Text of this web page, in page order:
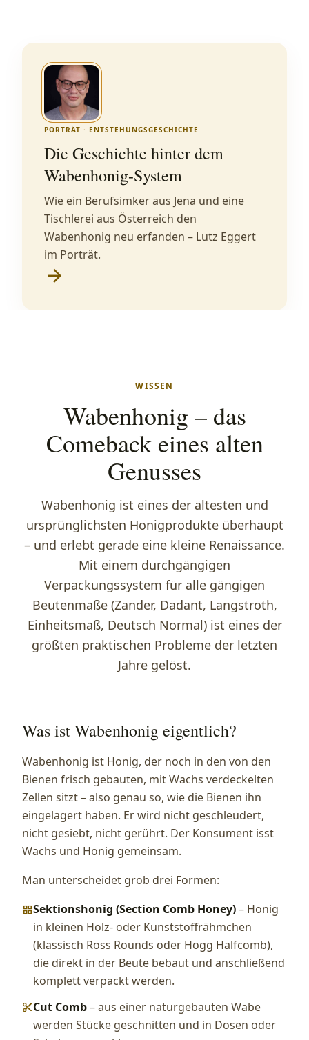
PORTRÄT · ENTSTEHUNGSGESCHICHTE
Die Geschichte hinter dem
Wabenhonig-System
Wie ein Berufsimker aus Jena und eine
Tischlerei aus Österreich den
Wabenhonig neu erfanden – Lutz Eggert
im Porträt.
arrow_forward
WISSEN
Wabenhonig – das
Comeback eines alten
Genusses
Wabenhonig ist eines der ältesten und
ursprünglichsten Honigprodukte überhaupt
– und erlebt gerade eine kleine Renaissance.
Mit einem durchgängigen
Verpackungssystem für alle gängigen
Beutenmaße (Zander, Dadant, Langstroth,
Einheitsmaß, Deutsch Normal) ist eines der
größten praktischen Probleme der letzten
Jahre gelöst.
Was ist Wabenhonig eigentlich?
Wabenhonig ist Honig, der noch in den von den
Bienen frisch gebauten, mit Wachs verdeckelten
Zellen sitzt – also genau so, wie die Bienen ihn
eingelagert haben. Er wird nicht geschleudert,
nicht gesiebt, nicht gerührt. Der Konsument isst
Wachs und Honig gemeinsam.
Man unterscheidet grob drei Formen:
grid_viewSektionshonig (Section Comb Honey)– Honig
in kleinen Holz- oder Kunststoffrähmchen
(klassisch Ross Rounds oder Hogg Halfcomb),
die direkt in der Beute bebaut und anschließend
komplett verpackt werden.
content_cutCut Comb– aus einer naturgebauten Wabe
werden Stücke geschnitten und in Dosen oder